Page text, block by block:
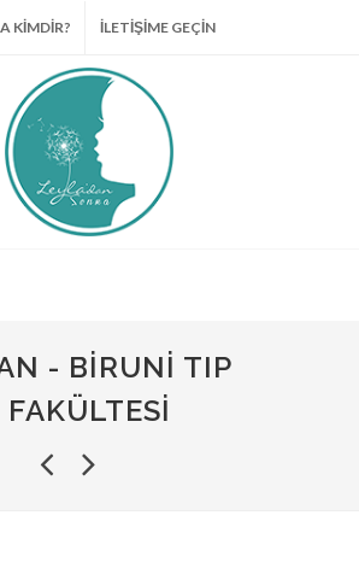
KİMDİR? İLETİŞİME GEÇİN
- BIRUNI TIP
FAKÜLTESI